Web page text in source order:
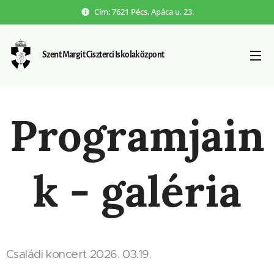
Cím: 7621 Pécs, Apáca u. 23.
Szent Margit Ciszterci Iskolaközpont
Programjain
k - galéria
Családi koncert 2026. 03.19.